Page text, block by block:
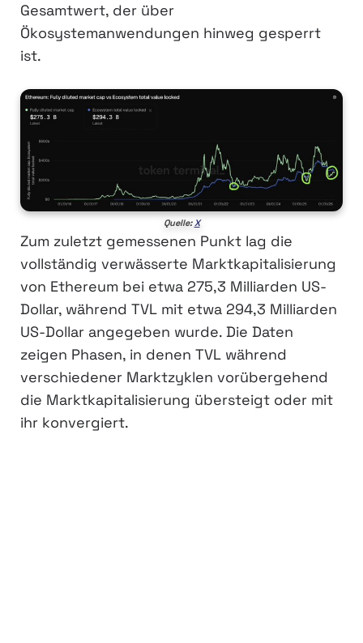
Gesamtwert, der über
Ökosystemanwendungen hinweg gesperrt
ist.
Quelle: X
Zum zuletzt gemessenen Punkt lag die
vollständig verwässerte Marktkapitalisierung
von Ethereum bei etwa 275,3 Milliarden US-
Dollar, während TVL mit etwa 294,3 Milliarden
US-Dollar angegeben wurde. Die Daten
zeigen Phasen, in denen TVL während
verschiedener Marktzyklen vorübergehend
die Marktkapitalisierung übersteigt oder mit
ihr konvergiert.